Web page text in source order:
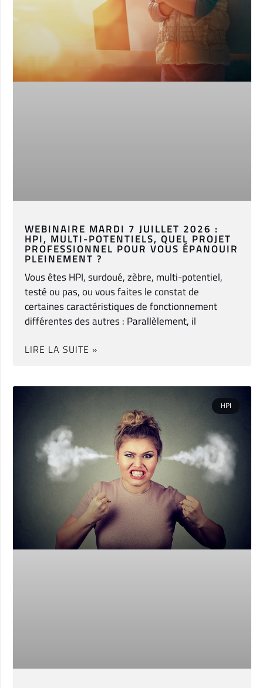
WEBINAIRE MARDI 7 JUILLET 2026 :
HPI, MULTI-POTENTIELS, QUEL PROJET
PROFESSIONNEL POUR VOUS ÉPANOUIR
PLEINEMENT ?
Vous êtes HPI, surdoué, zèbre, multi-potentiel,
testé ou pas, ou vous faites le constat de
certaines caractéristiques de fonctionnement
différentes des autres : Parallèlement, il
LIRE LA SUITE »
HPI